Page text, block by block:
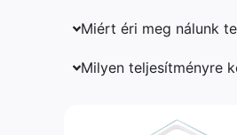
Miért éri meg nálunk
Milyen teljesítményre